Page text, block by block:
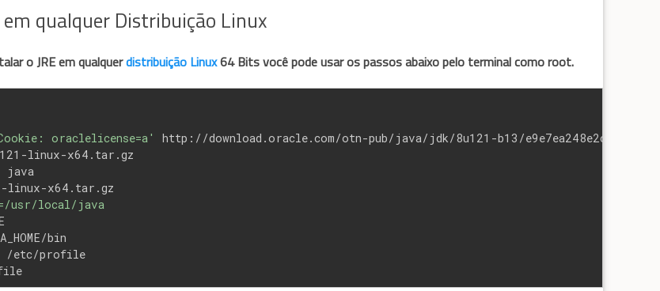
em qualquer Distribuição Linux
o JRE em qualquerdistribuição Linux64 Bits você pode usar os passos abaixo pelo terminal como root.
oraclelicense=a'
http://download.oracle.com/otn-pub/java/jdk/8u121-b13/
linux-x64.tar.gz
java
linux-x64.tar.gz
usr/local/java
bin
/etc/profile